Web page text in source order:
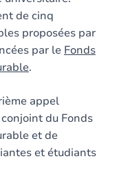
de cinq
proposées par
par le Fonds
.
appel
du Fonds
et de
et étudiants